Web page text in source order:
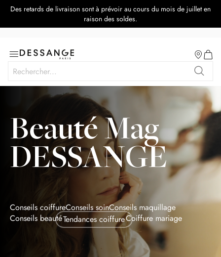
Des retards de livraison sont à prévoir au cours du mois de juillet en
raison des soldes.
Basculer
navigation
Rechercher
Mon
Beauté Mag
DESSANGE
Conseils coiffureConseils soinConseils maquillage
Conseils beautéTendances coiffureCoiffure mariage